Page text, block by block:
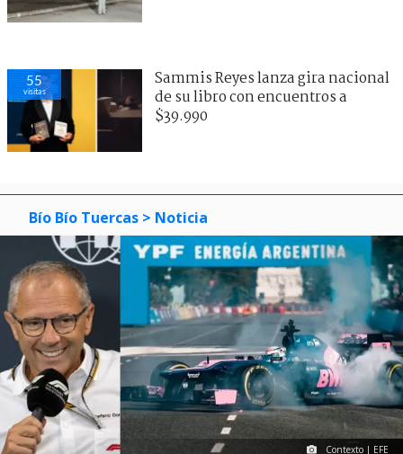
55
visitas
Sammis Reyes lanza gira nacional
de su libro con encuentros a
$39.990
Bío Bío Tuercas > Noticia
Contexto | EFE